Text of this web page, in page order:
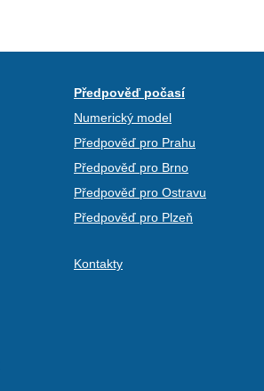
Předpověď počasí
Numerický model
Předpověď pro Prahu
Předpověď pro Brno
Předpověď pro Ostravu
Předpověď pro Plzeň
Kontakty